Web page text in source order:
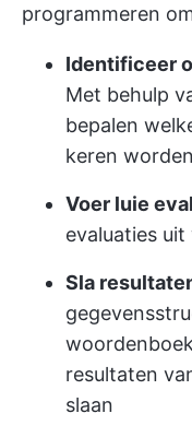
programmeren
Identificeer
Met behulp
bepalen
keren
Voer luie
evaluaties
Sla
resultaten
slaan